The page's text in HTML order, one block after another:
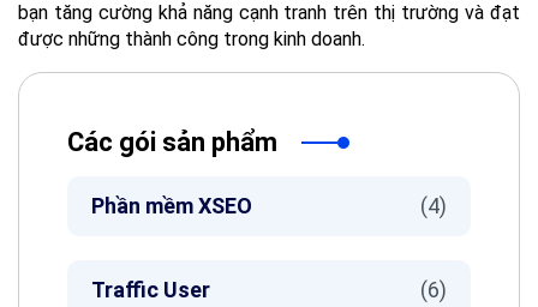
bạn tăng cường khả năng cạnh tranh trên thị trường và đạt
được những thành công trong kinh doanh.
Các gói sản phẩm
Phần mềm XSEO (4)
Traffic User (6)